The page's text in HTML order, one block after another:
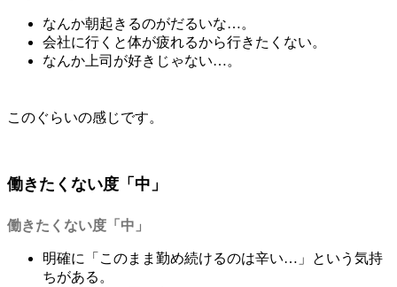
なんか朝起きるのがだるいな…。
会社に行くと体が疲れるから行きたくない。
なんか上司が好きじゃない…。
このぐらいの感じです。
働きたくない度「中」
働きたくない度「中」
明確に「このまま勤め続けるのは辛い…」という気持
ちがある。